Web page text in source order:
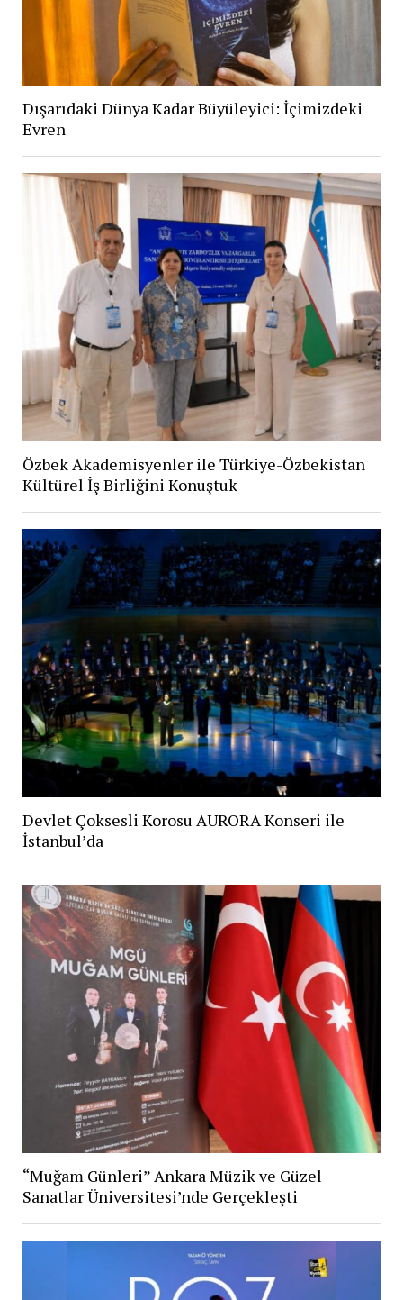
Dışarıdaki Dünya Kadar Büyüleyici: İçimizdeki
Evren
Özbek Akademisyenler ile Türkiye-Özbekistan
Kültürel İş Birliğini Konuştuk
Devlet Çoksesli Korosu AURORA Konseri ile
İstanbul’da
“Muğam Günleri” Ankara Müzik ve Güzel
Sanatlar Üniversitesi’nde Gerçekleşti